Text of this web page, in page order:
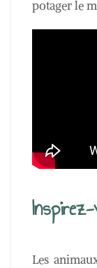
potager le
Les